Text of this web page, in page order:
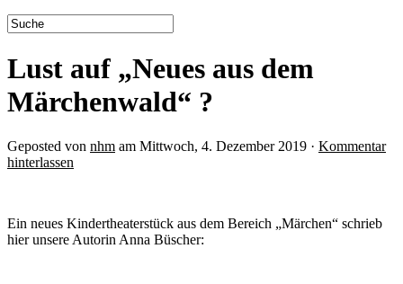
Lust auf „Neues aus dem
Märchenwald“ ?
Geposted von nhm am Mittwoch, 4. Dezember 2019 · Kommentar
hinterlassen
Ein neues Kindertheaterstück aus dem Bereich „Märchen“ schrieb
hier unsere Autorin Anna Büscher: